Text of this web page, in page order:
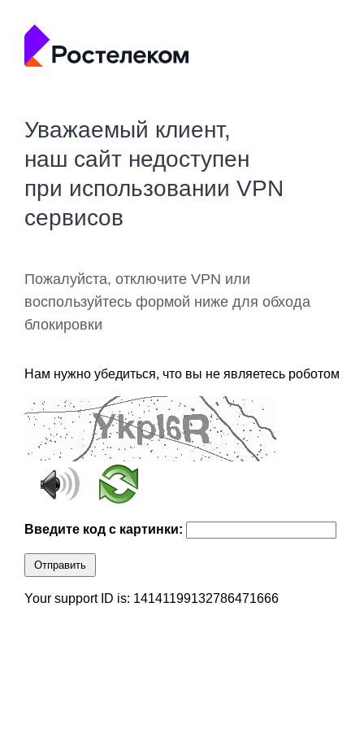
Уважаемый клиент,
наш сайт недоступен
при использовании VPN
сервисов
Пожалуйста, отключите VPN или
воспользуйтесь формой ниже для обхода
блокировки
Нам нужно убедиться, что вы не являетесь роботом
Введите код с картинки:
Отправить
Your support ID is: 14141199132786471666